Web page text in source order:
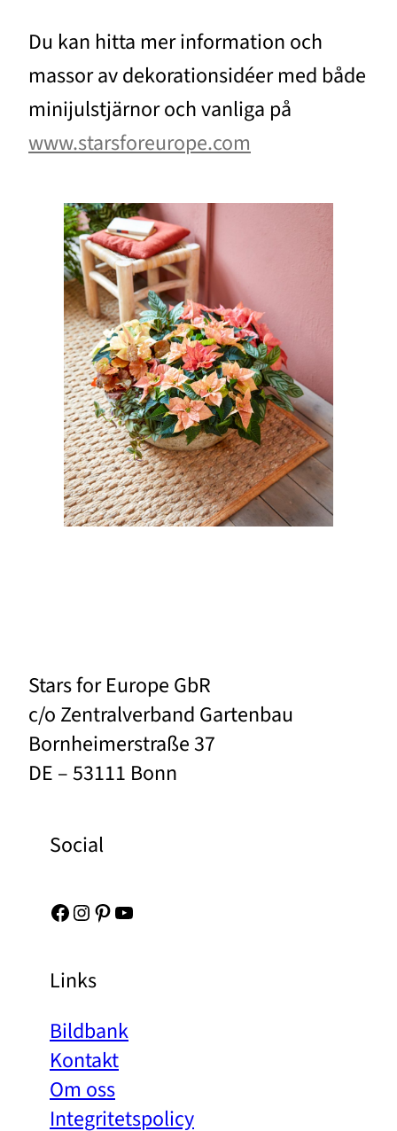
Du kan hitta mer information och
massor av dekorationsidéer med både
minijulstjärnor och vanliga på
www.starsforeurope.com
Stars for Europe GbR
c/o Zentralverband Gartenbau
Bornheimerstraße 37
DE – 53111 Bonn
Social
Facebook Instagram Pinterest YouTube
Links
Bildbank
Kontakt
Om oss
Integritetspolicy